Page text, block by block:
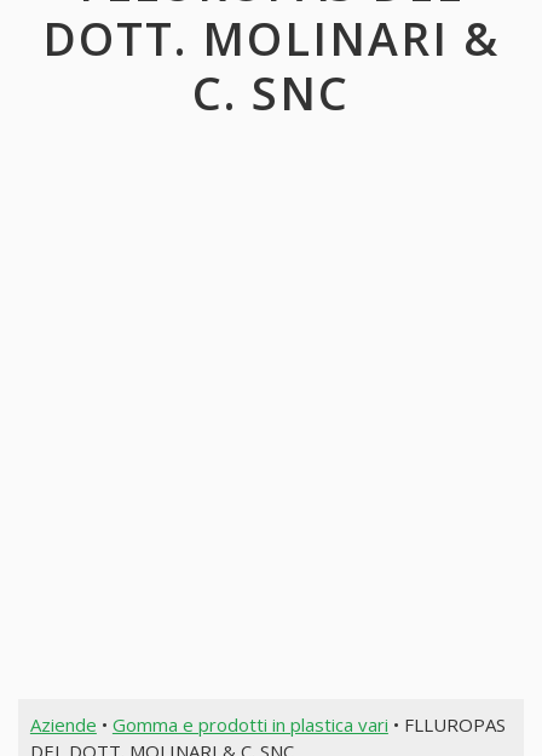
DOTT. MOLINARI &
C. SNC
Aziende • Gomma e prodotti in plastica vari • FLLUROPAS
DEL DOTT. MOLINARI & C. SNC